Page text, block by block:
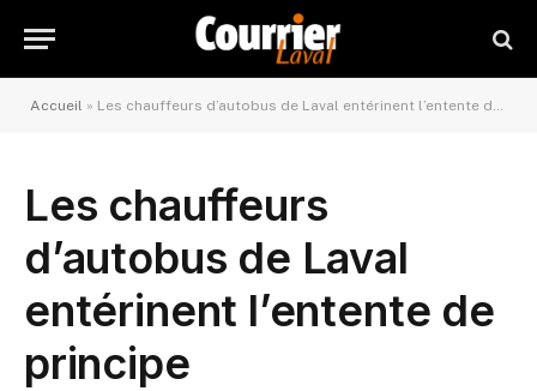
Accueil » Les chauffeurs d’autobus de Laval entérinent l’entente de principe
Les chauffeurs
d’autobus de Laval
entérinent l’entente de
principe